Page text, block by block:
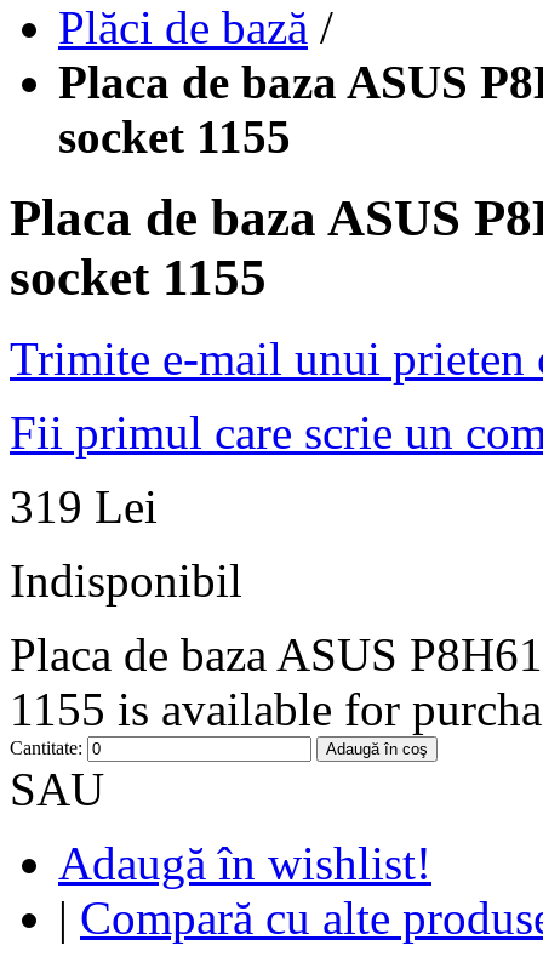
Plăci de bază /
Placa de baza ASUS
socket 1155
Placa de baza ASUS
socket 1155
Trimite e-mail unui prieten
Fii primul care scrie un
319 Lei
Indisponibil
Placa de baza ASUS
1155 is available for
Cantitate: Adaugă în coş
SAU
Adaugă în wishlist!
| Compară cu alte